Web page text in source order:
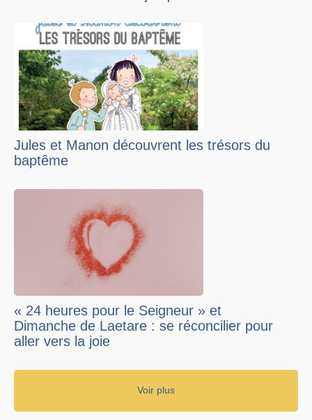
Jules et Manon découvrent les trésors du
baptême
« 24 heures pour le Seigneur » et
Dimanche de Laetare : se réconcilier pour
aller vers la joie
Voir plus